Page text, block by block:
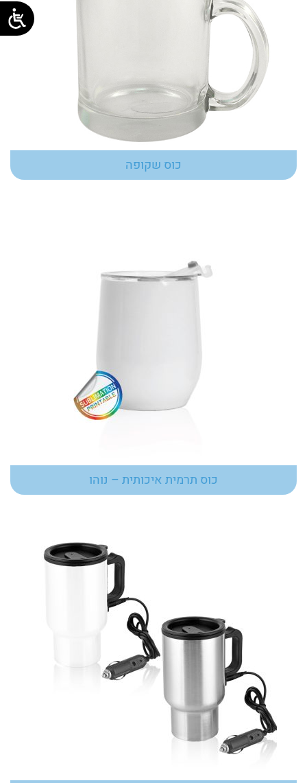
כוס שקופה
כוס תרמית איכותית – נוהו